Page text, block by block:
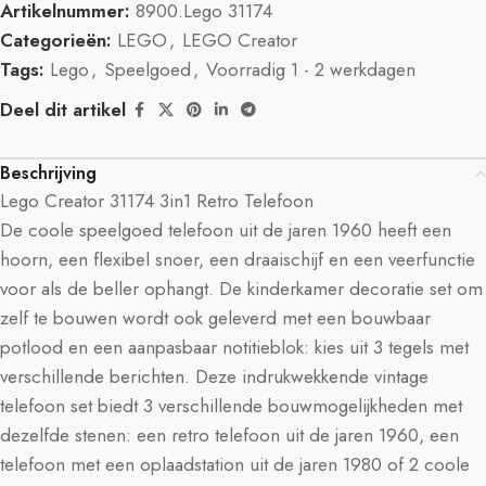
Artikelnummer: 8900.Lego 31174
Categorieën: LEGO, LEGO Creator
Tags: Lego, Speelgoed, Voorradig 1 - 2 werkdagen
Deel dit artikel
Beschrijving
Lego Creator 31174 3in1 Retro Telefoon
De coole speelgoed telefoon uit de jaren 1960 heeft een
hoorn, een flexibel snoer, een draaischijf en een veerfunctie
voor als de beller ophangt. De kinderkamer decoratie set om
zelf te bouwen wordt ook geleverd met een bouwbaar
potlood en een aanpasbaar notitieblok: kies uit 3 tegels met
verschillende berichten. Deze indrukwekkende vintage
telefoon set biedt 3 verschillende bouwmogelijkheden met
dezelfde stenen: een retro telefoon uit de jaren 1960, een
telefoon met een oplaadstation uit de jaren 1980 of 2 coole